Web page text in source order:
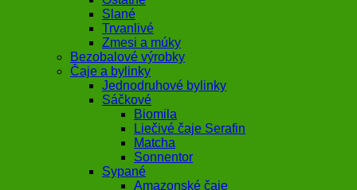
Slané
Trvanlivé
Zmesi a múky
Bezobalové výrobky
Čaje a bylinky
Jednodruhové bylinky
Sáčkové
Biomila
Liečivé čaje Serafin
Matcha
Sonnentor
Sypané
Amazonské čaje